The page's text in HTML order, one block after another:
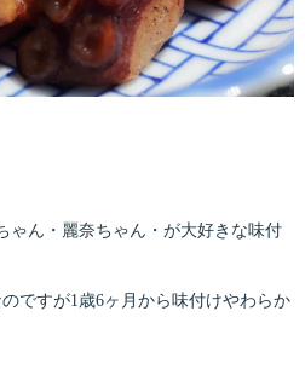
ゃん・麗奈ちゃん・が大好きな味付
ですが1歳6ヶ月から味付けやわらか